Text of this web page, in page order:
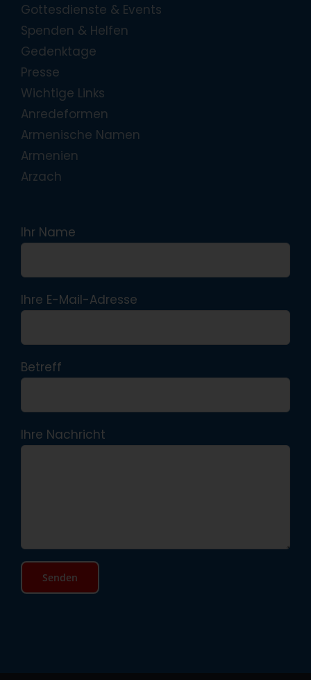
Gottesdienste & Events
Spenden & Helfen
Gedenktage
Presse
Wichtige Links
Anredeformen
Armenische Namen
Armenien
Arzach
Ihr Name
Ihre E-Mail-Adresse
Betreff
Ihre Nachricht